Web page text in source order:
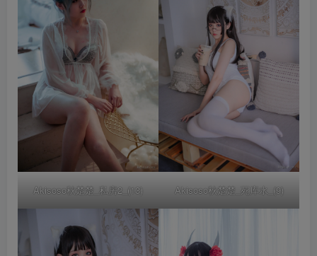
Akisoso秋楚楚_私房2_(13) Akisoso秋楚楚_死库水_(9)